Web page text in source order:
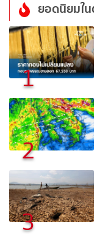
ยอดนิยมใ
1
2
3